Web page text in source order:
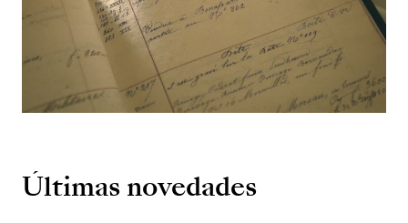
Últimas novedades